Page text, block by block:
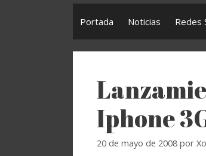
Portada Noticias Redes
Iphone
20 de mayo de 2008 por